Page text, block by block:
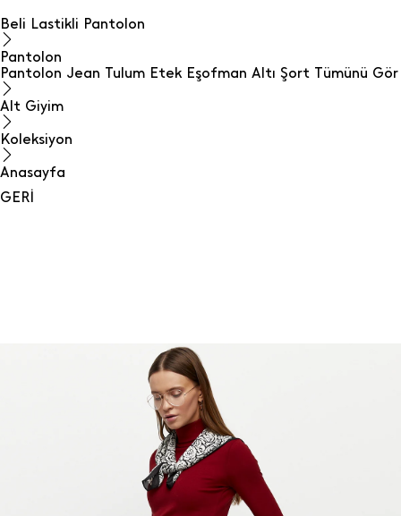
Beli Lastikli Pantolon
Pantolon
Pantolon Jean Tulum Etek Eşofman Altı Şort Tümünü Gör
Alt Giyim
Koleksiyon
Anasayfa
GERİ